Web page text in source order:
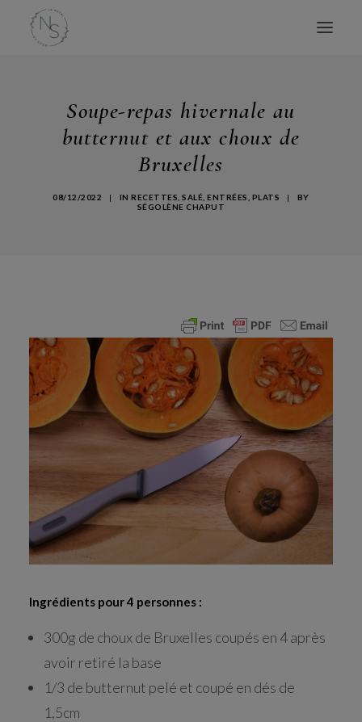
ATELIERS
RECHERCHE
Soupe-repas hivernale au
butternut et aux choux de
Bruxelles
08/12/2022 | INRECETTES ,SALÉ ,ENTRÉES PLATS |
BY
SÉGOLÈNE CHAPUT
Ingrédients pour 4 personnes :
300g de choux de Bruxelles coupés en 4 après
avoir retiré la base
1/3 de butternut pelé et coupé en dés de
1,5cm